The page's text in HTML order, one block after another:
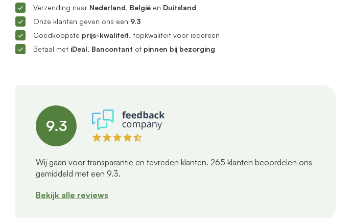
Verzending naar Nederland, België en Duitsland
Onze klanten geven ons een 9.3
Goedkoopste prijs-kwaliteit, topkwaliteit voor iedereen
Betaal met iDeal, Bancontant of pinnen bij bezorging
9.3
Wij gaan voor transparantie en tevreden klanten. 265 klanten beoordelen ons
gemiddeld met een 9.3.
Bekijk alle reviews